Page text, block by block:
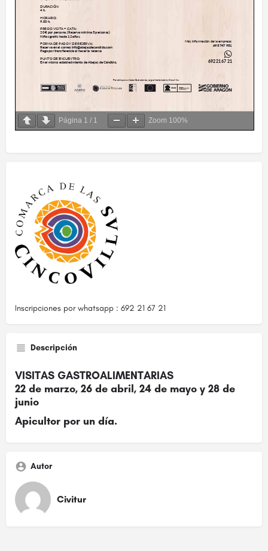
Página 1 / 1 Zoom 100%
Inscripciones por whatsapp : 692 21 67 21
Descripción
VISITAS GASTROALIMENTARIAS
22 de marzo, 26 de abril, 24 de mayo y 28 de
junio
Apicultor por un día.
Autor
Civitur